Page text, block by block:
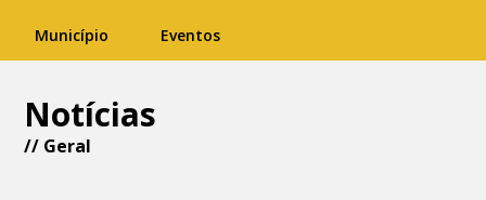
Município Eventos
Notícias
// Geral